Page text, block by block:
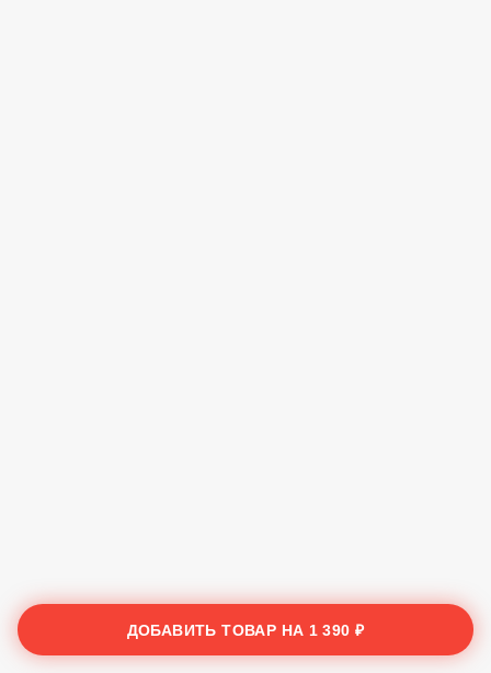
ДОБАВИТЬ ТОВАР НА 1 390 ₽